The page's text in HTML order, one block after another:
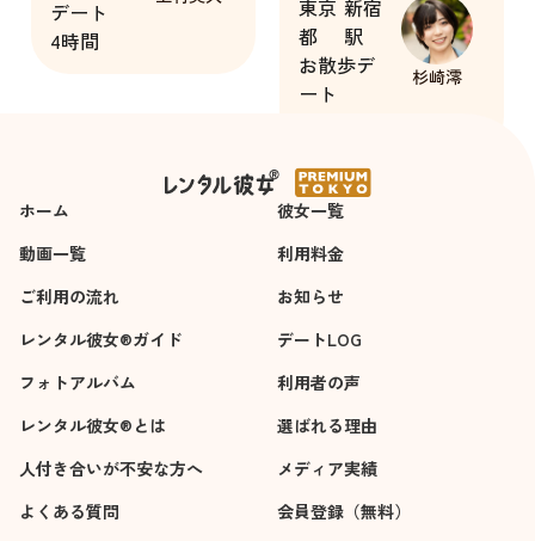
デート
4時間
日へワクワク感が高
まりました。
東京
都
新宿
駅
お散歩デ
ート
杉崎澪
ホーム
彼女一覧
動画一覧
利用料金
ご利用の流れ
お知らせ
レンタル彼女®ガイド
デートLOG
フォトアルバム
利用者の声
レンタル彼女®とは
選ばれる理由
人付き合いが不安な方へ
メディア実績
よくある質問
会員登録（無料）